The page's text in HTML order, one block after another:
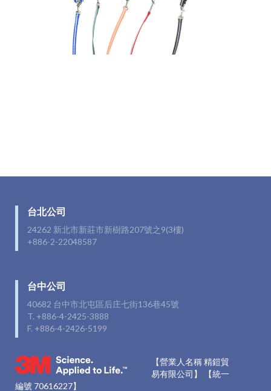
台北公司
24262 新北市新莊市新樹路207號之9(3樓)
+886-2-22048587
台中公司
40682 台中市北屯區后庄七街136巷45號
T. +886-4-2425-3888
F. +886-4-2426-5199
【營業人名稱 精鎧貿
易有限公司】 【統一
編號 70616227】